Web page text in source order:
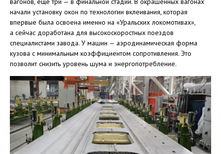
начали установку окон по технологии вклеивания, которая
впервые была освоена именно на «Уральских локомотивах»,
а сейчас доработана для высокоскоростных поездов
специалистами завода. У машин — аэродинамическая форма
кузова с минимальным коэффициентом сопротивления. Это
позволит снизить уровень шума и энергопотребление.